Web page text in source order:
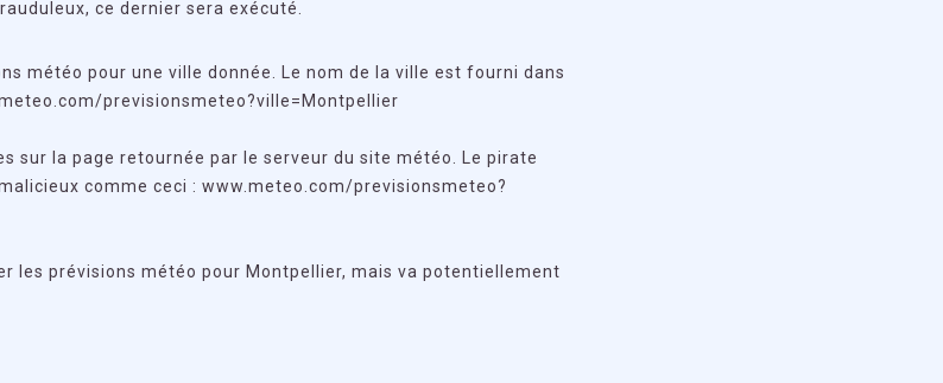
ce dernier sera exécuté.
météo pour une ville donnée. Le nom de la ville est fourni dans
previsionsmeteo?ville=Montpellier
sur la page retournée par le serveur du site météo. Le pirate
comme ceci : www.meteo.com/previsionsmeteo?
les prévisions météo pour Montpellier, mais va potentiellement